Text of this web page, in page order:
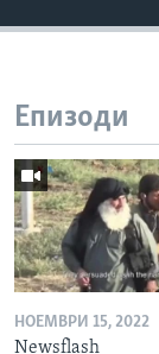
Епизоди
НОЕМВРИ 15, 2022
Newsflash